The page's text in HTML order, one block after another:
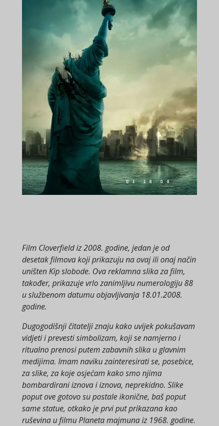
Film Cloverfield iz 2008. godine, jedan je od
desetak filmova koji prikazuju na ovaj ili onaj način
uništen Kip slobode. Ova reklamna slika za film,
također, prikazuje vrlo zanimljivu numerologiju 88
u službenom datumu objavljivanja 18.01.2008.
godine.
Dugogodišnji čitatelji znaju kako uvijek pokušavam
vidjeti i prevesti simbolizam, koji se namjerno i
ritualno prenosi putem zabavnih slika u glavnim
medijima. Imam naviku zainteresirati se, posebice,
za slike, za koje osjećam kako smo njima
bombardirani iznova i iznova, neprekidno. Slike
poput ove gotovo su postale ikonične, baš poput
same statue, otkako je prvi put prikazana kao
ruševina u filmu Planeta majmuna iz 1968. godine.